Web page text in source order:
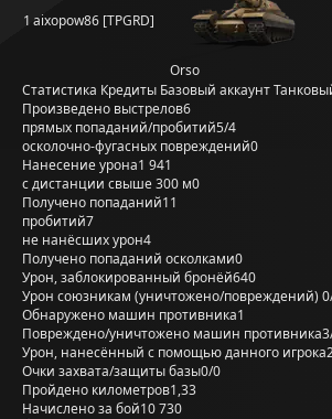
1 aixopow86 [TPGRD]
Orso
Статистика Кредиты Базовый аккаунт
Произведено выстрелов6
прямых попаданий/пробитий5/4
осколочно-фугасных повреждений0
Нанесение урона1 941
с дистанции свыше 300 м0
Получено попаданий11
пробитий7
не нанёсших урон4
Получено попаданий осколками0
Урон, заблокированный бронёй640
Урон союзникам (уничтожено/повреждений)
Обнаружено машин противника1
Повреждено/уничтожено машин противника
Урон, нанесённый с помощью данного игрока
Очки захвата/защиты базы0/0
Пройдено километров1,33
Начислено за бой10 730